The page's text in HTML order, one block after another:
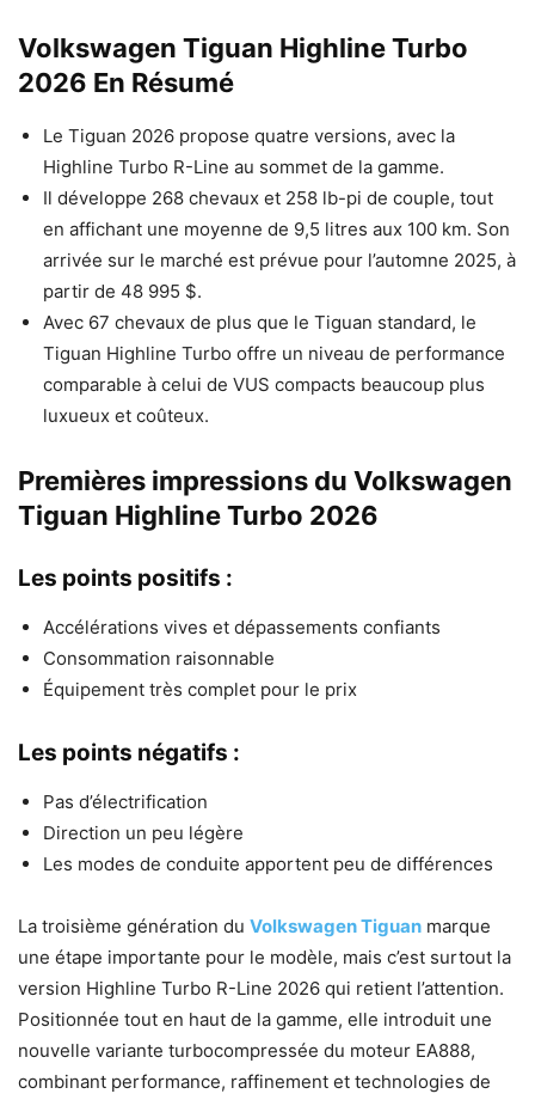
Volkswagen Tiguan Highline Turbo
2026 En Résumé
Le Tiguan 2026 propose quatre versions, avec la
Highline Turbo R-Line au sommet de la gamme.
Il développe 268 chevaux et 258 lb-pi de couple, tout
en affichant une moyenne de 9,5 litres aux 100 km. Son
arrivée sur le marché est prévue pour l’automne 2025, à
partir de 48 995 $.
Avec 67 chevaux de plus que le Tiguan standard, le
Tiguan Highline Turbo offre un niveau de performance
comparable à celui de VUS compacts beaucoup plus
luxueux et coûteux.
Premières impressions du Volkswagen
Tiguan Highline Turbo 2026
Les points positifs :
Accélérations vives et dépassements confiants
Consommation raisonnable
Équipement très complet pour le prix
Les points négatifs :
Pas d’électrification
Direction un peu légère
Les modes de conduite apportent peu de différences
La troisième génération du Volkswagen Tiguan marque
une étape importante pour le modèle, mais c’est surtout la
version Highline Turbo R-Line 2026 qui retient l’attention.
Positionnée tout en haut de la gamme, elle introduit une
nouvelle variante turbocompressée du moteur EA888,
combinant performance, raffinement et technologies de